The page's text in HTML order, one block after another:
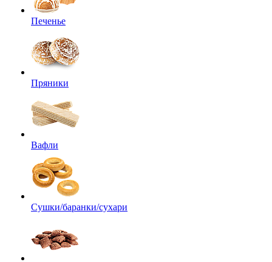
Печенье
Пряники
Вафли
Сушки/баранки/сухари